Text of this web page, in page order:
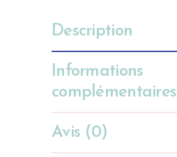
Description
Informations
complémentaires
Avis (0)